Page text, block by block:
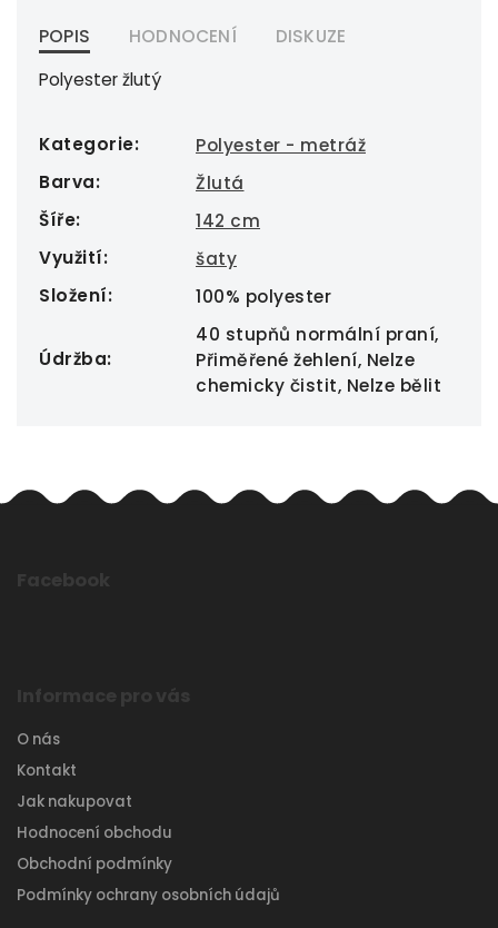
POPIS HODNOCENÍ
DISKUZE
Polyester žlutý
Kategorie:
Polyester - metráž
Barva:
Žlutá
Šíře:
142 cm
Využití:
šaty
Složení: 100% polyester
Údržba:
40 stupňů normální praní,
Přiměřené žehlení, Nelze
chemicky čistit, Nelze bělit
Facebook
Informace pro vás
O nás
Kontakt
Jak nakupovat
Hodnocení obchodu
Obchodní podmínky
Podmínky ochrany osobních údajů